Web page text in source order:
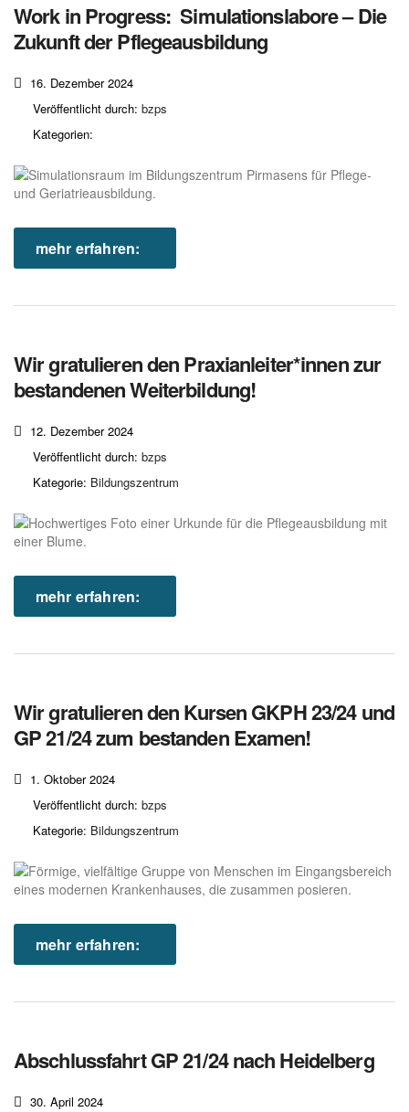
Work in Progress: Simulationslabore – Die
Zukunft der Pflegeausbildung
16. Dezember 2024
Veröffentlicht durch: bzps
Kategorien:
mehr erfahren:
Wir gratulieren den Praxianleiter*innen zur
bestandenen Weiterbildung!
12. Dezember 2024
Veröffentlicht durch: bzps
Kategorie: Bildungszentrum
mehr erfahren:
Wir gratulieren den Kursen GKPH 23/24 und
GP 21/24 zum bestanden Examen!
1. Oktober 2024
Veröffentlicht durch: bzps
Kategorie: Bildungszentrum
mehr erfahren:
Abschlussfahrt GP 21/24 nach Heidelberg
30. April 2024